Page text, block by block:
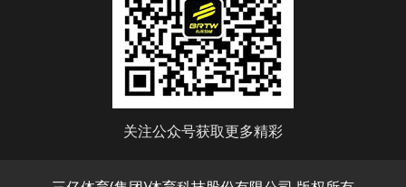
关注公众号获取更多精彩